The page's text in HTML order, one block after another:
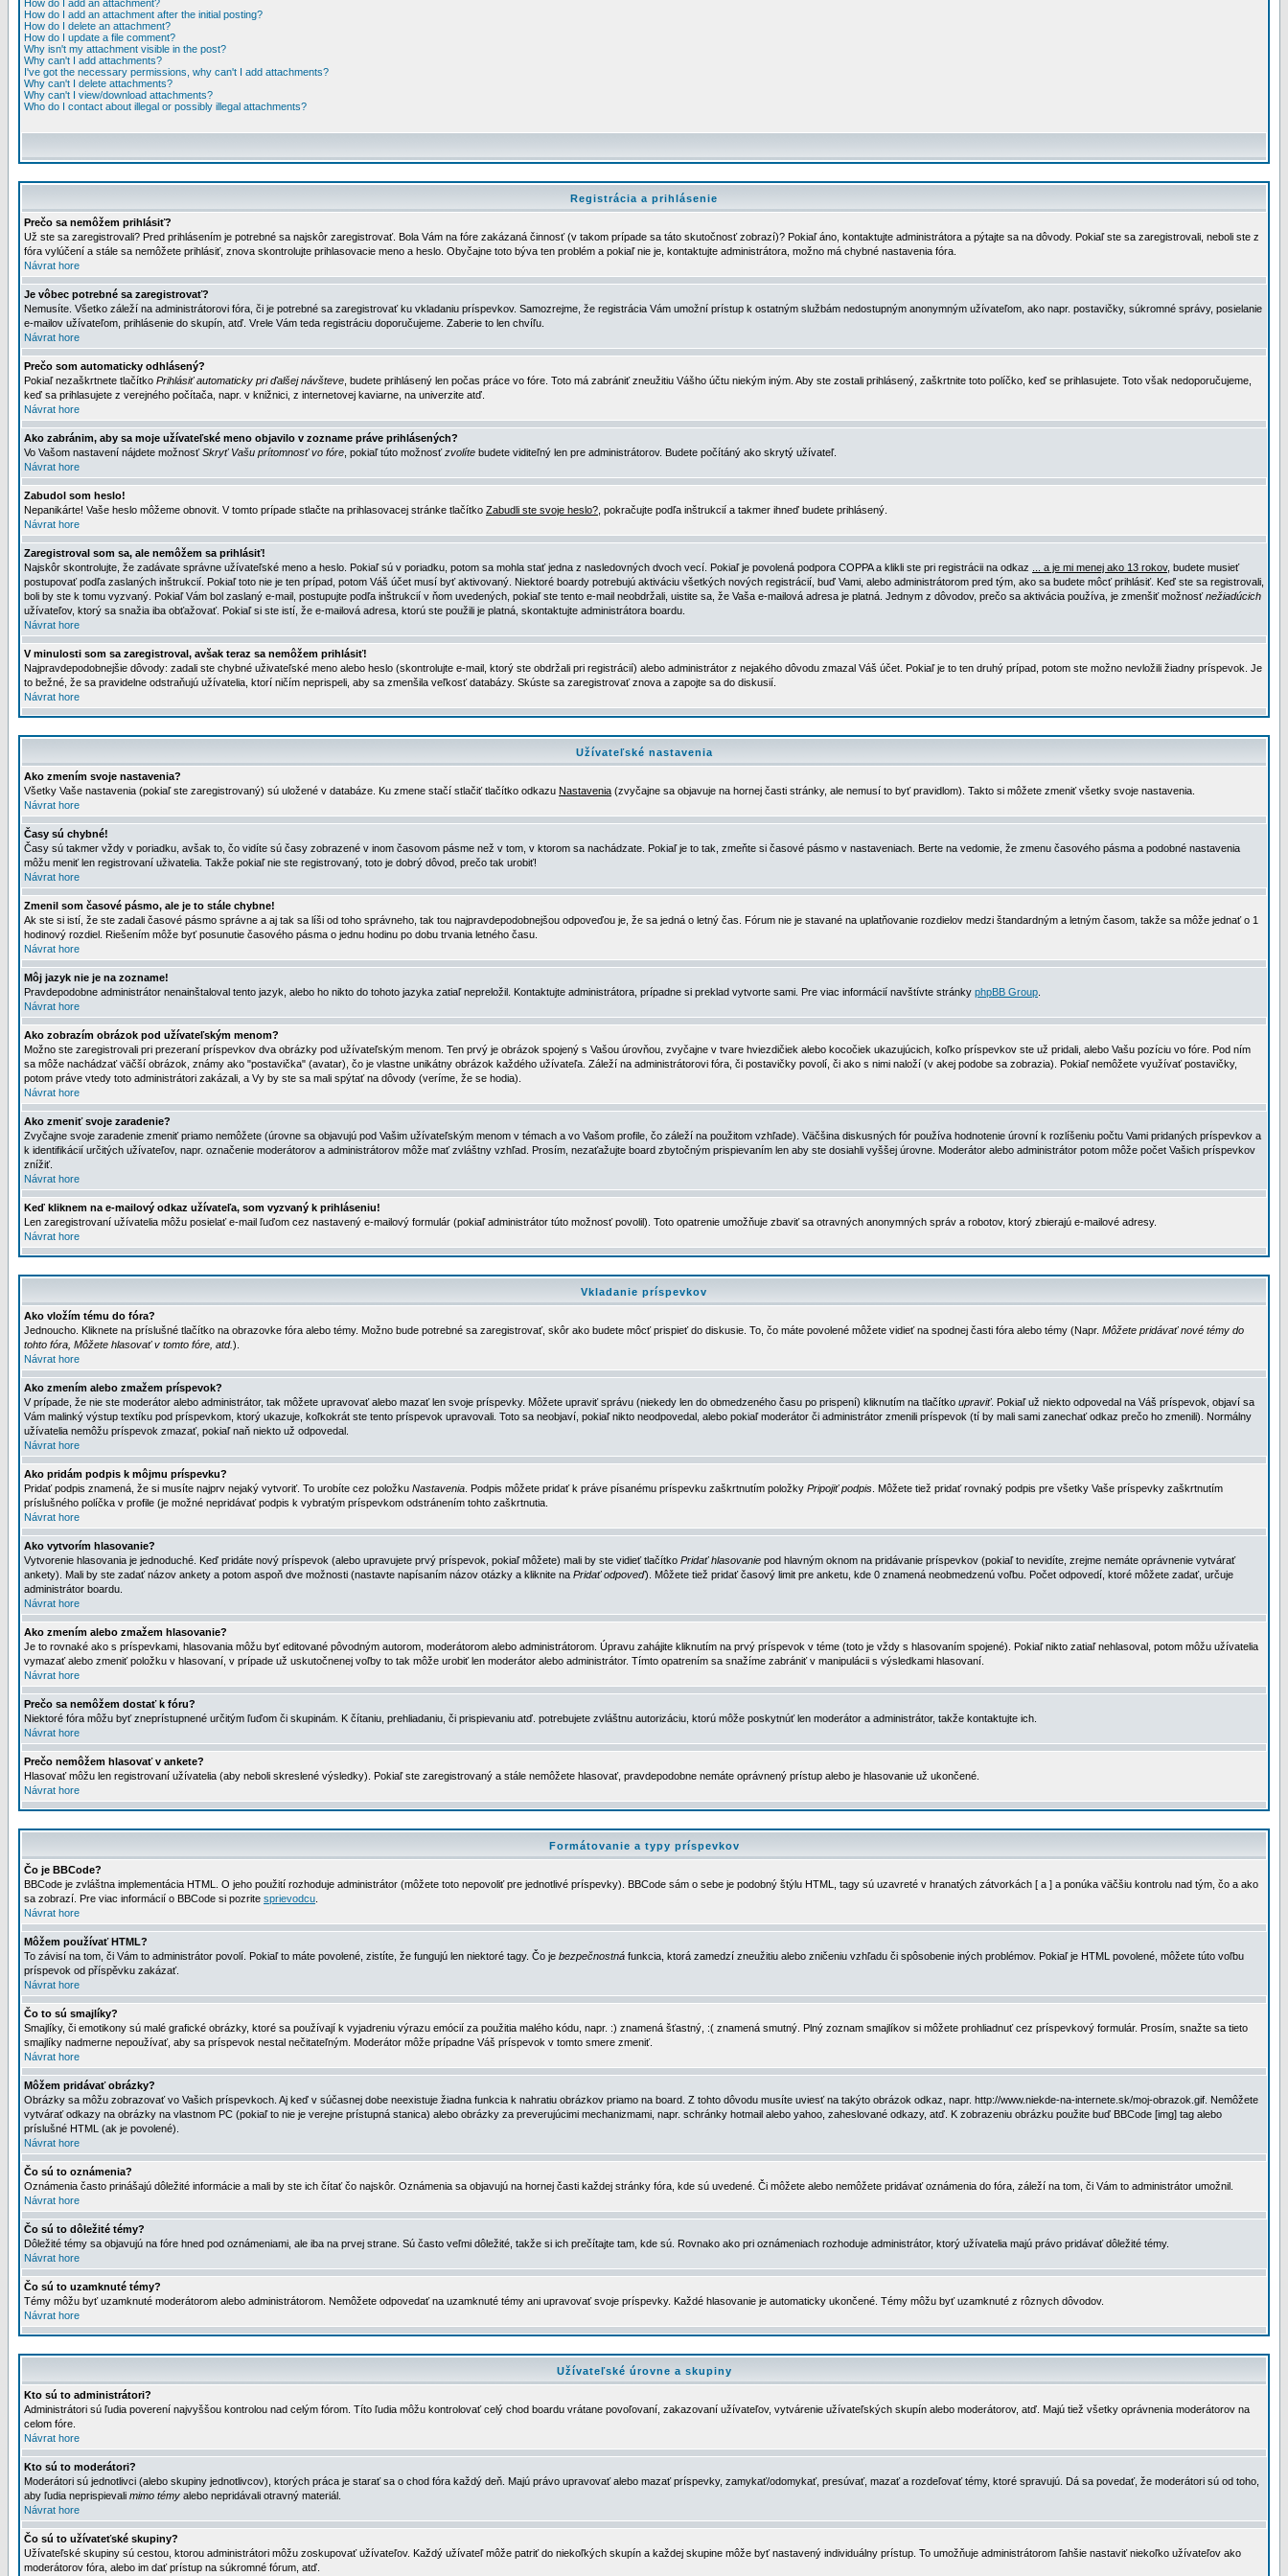
How do I add an attachment?
How do I add an attachment after the initial posting?
How do I delete an attachment?
How do I update a file comment?
Why isn't my attachment visible in the post?
Why can't I add attachments?
I've got the necessary permissions, why can't I add attachments?
Why can't I delete attachments?
Why can't I view/download attachments?
Who do I contact about illegal or possibly illegal attachments?
Registrácia a prihlásenie
Prečo sa nemôžem prihlásiť?
Už ste sa zaregistrovali? Pred prihlásením je potrebné sa najskôr zaregistrovať. Bola Vám na fóre zakázaná činnosť (v takom prípade sa táto skutočnosť zobrazí)? Pokiaľ áno, kontaktujte administrátora a pýtajte sa na dôvody. Pokiaľ ste sa zaregistrovali, neboli ste z
fóra vylúčení a stále sa nemôžete prihlásiť, znova skontrolujte prihlasovacie meno a heslo. Obyčajne toto býva ten problém a pokiaľ nie je, kontaktujte administrátora, možno má chybné nastavenia fóra.
Návrat hore
Je vôbec potrebné sa zaregistrovať?
Nemusíte. Všetko záleží na administrátorovi fóra, či je potrebné sa zaregistrovať ku vkladaniu príspevkov. Samozrejme, že registrácia Vám umožní prístup k ostatným službám nedostupným anonymným užívateľom, ako napr. postavičky, súkromné správy, posielanie
e-mailov užívateľom, prihlásenie do skupín, atď. Vrele Vám teda registráciu doporučujeme. Zaberie to len chvíľu.
Návrat hore
Prečo som automaticky odhlásený?
Pokiaľ nezaškrtnete tlačítko Prihlásiť automaticky pri ďalšej návšteve , budete prihlásený len počas práce vo fóre. Toto má zabrániť zneužitiu Vášho účtu niekým iným. Aby ste zostali prihlásený, zaškrtnite toto políčko, keď se prihlasujete. Toto však nedoporučujeme,
keď sa prihlasujete z verejného počítača, napr. v knižnici, z internetovej kaviarne, na univerzite atď.
Návrat hore
Ako zabránim, aby sa moje užívateľské meno objavilo v zozname práve prihlásených?
Vo Vašom nastavení nájdete možnosťSkryť Vašu prítomnosť vo fóre , pokiaľ túto možnosťzvolíte budete viditeľný len pre administrátorov. Budete počítáný ako skrytý užívateľ.
Návrat hore
Zabudol som heslo!
Nepanikárte! Vaše heslo môžeme obnovit. V tomto prípade stlačte na prihlasovacej stránke tlačítko Zabudli ste svoje heslo? , pokračujte podľa inštrukcií a takmer ihneď budete prihlásený.
Návrat hore
Zaregistroval som sa, ale nemôžem sa prihlásiť!
Najskôr skontrolujte, že zadávate správne užívateľské meno a heslo. Pokiaľ sú v poriadku, potom sa mohla stať jedna z nasledovných dvoch vecí. Pokiaľ je povolená podpora COPPA a klikli ste pri registrácii na odkaz
... a je mi menej ako 13 rokov, budete musieť
postupovať podľa zaslaných inštrukcií. Pokiaľ toto nie je ten prípad, potom Váš účet musí byť aktivovaný. Niektoré boardy potrebujú aktiváciu všetkých nových registrácií, buď Vami, alebo administrátorom pred tým, ako sa budete môcť prihlásiť. Keď ste sa registrovali,
boli by ste k tomu vyzvaný. Pokiaľ Vám bol zaslaný e-mail, postupujte podľa inštrukcií v ňom uvedených, pokiaľ ste tento e-mail neobdržali, uistite sa, že Vaša e-mailová adresa je platná. Jednym z dôvodov, prečo sa aktivácia používa, je zmenšiť možnosťnežiadúcich
užívateľov, ktorý sa snažia iba obťažovať. Pokiaľ si ste istí, že e-mailová adresa, ktorú ste použili je platná, skontaktujte administrátora boardu.
Návrat hore
V minulosti som sa zaregistroval, avšak teraz sa nemôžem prihlásiť!
Najpravdepodobnejšie dôvody: zadali ste chybné uživateľské meno alebo heslo (skontrolujte e-mail, ktorý ste obdržali pri registrácií) alebo administrátor z nejakého dôvodu zmazal Váš účet. Pokiaľ je to ten druhý prípad, potom ste možno nevložili žiadny príspevok. Je
to bežné, že sa pravidelne odstraňujú užívatelia, ktorí ničím neprispeli, aby sa zmenšila veľkosť databázy. Skúste sa zaregistrovať znova a zapojte sa do diskusií.
Návrat hore
Užívateľské nastavenia
Ako zmením svoje nastavenia?
Všetky Vaše nastavenia (pokiaľ ste zaregistrovaný) sú uložené v databáze. Ku zmene stačí stlačiť tlačítko odkazu Nastavenia (zvyčajne sa objavuje na hornej časti stránky, ale nemusí to byť pravidlom). Takto si môžete zmeniť všetky svoje nastavenia.
Návrat hore
Časy sú chybné!
Časy sú takmer vždy v poriadku, avšak to, čo vidíte sú časy zobrazené v inom časovom pásme než v tom, v ktorom sa nachádzate. Pokiaľ je to tak, zmeňte si časové pásmo v nastaveniach. Berte na vedomie, že zmenu časového pásma a podobné nastavenia
môžu meniť len registrovaní uživatelia. Takže pokiaľ nie ste registrovaný, toto je dobrý dôvod, prečo tak urobiť!
Návrat hore
Zmenil som časové pásmo, ale je to stále chybne!
Ak ste si istí, že ste zadali časové pásmo správne a aj tak sa líši od toho správneho, tak tou najpravdepodobnejšou odpoveďou je, že sa jedná o letný čas. Fórum nie je stavané na uplatňovanie rozdielov medzi štandardným a letným časom, takže sa môže jednať o 1
hodinový rozdiel. Riešením môže byť posunutie časového pásma o jednu hodinu po dobu trvania letného času.
Návrat hore
Môj jazyk nie je na zozname!
Pravdepodobne administrátor nenainštaloval tento jazyk, alebo ho nikto do tohoto jazyka zatiaľ nepreložil. Kontaktujte administrátora, prípadne si preklad vytvorte sami. Pre viac informácií navštívte stránky phpBB Group
Návrat hore
Ako zobrazím obrázok pod užívateľským menom?
Možno ste zaregistrovali pri prezeraní príspevkov dva obrázky pod užívateľským menom. Ten prvý je obrázok spojený s Vašou úrovňou, zvyčajne v tvare hviezdičiek alebo kocočiek ukazujúcich, koľko príspevkov ste už pridali, alebo Vašu pozíciu vo fóre. Pod ním
sa môže nachádzať väčší obrázok, známy ako "postavička" (avatar), čo je vlastne unikátny obrázok každého užívateľa. Záleží na administrátorovi fóra, či postavičky povolí, či ako s nimi naloží (v akej podobe sa zobrazia). Pokiaľ nemôžete využívať postavičky,
potom práve vtedy toto administrátori zakázali, a Vy by ste sa mali spýtať na dôvody (veríme, že se hodia).
Návrat hore
Ako zmeniť svoje zaradenie?
Zvyčajne svoje zaradenie zmeniť priamo nemôžete (úrovne sa objavujú pod Vašim užívateľským menom v témach a vo Vašom profile, čo záleží na použitom vzhľade). Väčšina diskusných fór používa hodnotenie úrovní k rozlíšeniu počtu Vami pridaných príspevkov a
k identifikácií určitých užívateľov, napr. označenie moderátorov a administrátorov môže mať zvláštny vzhľad. Prosím, nezaťažujte board zbytočným prispievaním len aby ste dosiahli vyššej úrovne. Moderátor alebo administrátor potom môže počet Vašich príspevkov
znížiť.
Návrat hore
Keď kliknem na e-mailový odkaz užívateľa, som vyzvaný k prihláseniu!
Len zaregistrovaní užívatelia môžu posielať e-mail ľuďom cez nastavený e-mailový formulár (pokiaľ administrátor túto možnosť povolil). Toto opatrenie umožňuje zbaviť sa otravných anonymných správ a robotov, ktorý zbierajú e-mailové adresy.
Návrat hore
Vkladanie príspevkov
Ako vložím tému do fóra?
Jednoucho. Kliknete na príslušné tlačítko na obrazovke fóra alebo témy. Možno bude potrebné sa zaregistrovať, skôr ako budete môcť prispieť do diskusie. To, čo máte povolené môžete vidieť na spodnej časti fóra alebo témy (Napr. Môžete pridávať nové témy do
tohto fóra, Môžete hlasovať v tomto fóre, atd.).
Návrat hore
Ako zmením alebo zmažem príspevok?
V prípade, že nie ste moderátor alebo administrátor, tak môžete upravovať alebo mazať len svoje príspevky. Môžete upraviť správu (niekedy len do obmedzeného času po prispení) kliknutím na tlačítko upraviť. Pokiaľ už niekto odpovedal na Váš príspevok, objaví sa
Vám malinký výstup textíku pod príspevkom, ktorý ukazuje, koľkokrát ste tento príspevok upravovali. Toto sa neobjaví, pokiaľ nikto neodpovedal, alebo pokiaľ moderátor či administrátor zmenili príspevok (tí by mali sami zanechať odkaz prečo ho zmenili). Normálny
užívatelia nemôžu príspevok zmazať, pokiaľ naň niekto už odpovedal.
Návrat hore
Ako pridám podpis k môjmu príspevku?
Pridať podpis znamená, že si musíte najprv nejaký vytvoriť. To urobíte cez položku Nastavenia . Podpis môžete pridať k práve písanému príspevku zaškrtnutím položky Pripojiť podpis . Môžete tiež pridať rovnaký podpis pre všetky Vaše príspevky zaškrtnutím
príslušného políčka v profile (je možné nepridávať podpis k vybratým príspevkom odstránením tohto zaškrtnutia.
Návrat hore
Ako vytvorím hlasovanie?
Vytvorenie hlasovania je jednoduché. Keď pridáte nový príspevok (alebo upravujete prvý príspevok, pokiaľ môžete) mali by ste vidieť tlačítko Pridať hlasovanie pod hlavným oknom na pridávanie príspevkov (pokiaľ to nevidíte, zrejme nemáte oprávnenie vytvárať
ankety). Mali by ste zadať názov ankety a potom aspoň dve možnosti (nastavte napísaním názov otázky a kliknite na Pridať odpoveď). Môžete tiež pridať časový limit pre anketu, kde 0 znamená neobmedzenú voľbu. Počet odpovedí, ktoré môžete zadať, určuje
administrátor boardu.
Návrat hore
Ako zmením alebo zmažem hlasovanie?
Je to rovnaké ako s príspevkami, hlasovania môžu byť editované pôvodným autorom, moderátorom alebo administrátorom. Úpravu zahájite kliknutím na prvý príspevok v téme (toto je vždy s hlasovaním spojené). Pokiaľ nikto zatiaľ nehlasoval, potom môžu užívatelia
vymazať alebo zmeniť položku v hlasovaní, v prípade už uskutočnenej voľby to tak môže urobiť len moderátor alebo administrátor. Tímto opatrením sa snažíme zabrániť v manipulácii s výsledkami hlasovaní.
Návrat hore
Prečo sa nemôžem dostať k fóru?
Niektoré fóra môžu byť zneprístupnené určitým ľuďom či skupinám. K čítaniu, prehliadaniu, či prispievaniu atď. potrebujete zvláštnu autorizáciu, ktorú môže poskytnúť len moderátor a administrátor, takže kontaktujte ich.
Návrat hore
Prečo nemôžem hlasovať v ankete?
Hlasovať môžu len registrovaní užívatelia (aby neboli skreslené výsledky). Pokiaľ ste zaregistrovaný a stále nemôžete hlasovať, pravdepodobne nemáte oprávnený prístup alebo je hlasovanie už ukončené.
Návrat hore
Formátovanie a typy príspevkov
Čo je BBCode?
BBCode je zvláštna implementácia HTML. O jeho použití rozhoduje administrátor (môžete toto nepovoliť pre jednotlivé príspevky). BBCode sám o sebe je podobný štýlu HTML, tagy sú uzavreté v hranatých zátvorkách [ a ] a ponúka väčšiu kontrolu nad tým, čo a ako
sa zobrazí. Pre viac informácií o BBCode si pozrite sprievodcu
Návrat hore
Môžem používať HTML?
To závisí na tom, či Vám to administrátor povolí. Pokiaľ to máte povolené, zistíte, že fungujú len niektoré tagy. Čo je bezpečnostná funkcia, ktorá zamedzí zneužitiu alebo zničeniu vzhľadu či spôsobenie iných problémov. Pokiaľ je HTML povolené, môžete túto voľbu
príspevok od příspěvku zakázať.
Návrat hore
Čo to sú smajlíky?
Smajlíky, či emotikony sú malé grafické obrázky, ktoré sa používají k vyjadreniu výrazu emócií za použitia malého kódu, napr. :) znamená šťastný, :( znamená smutný. Plný zoznam smajlíkov si môžete prohliadnuť cez príspevkový formulár. Prosím, snažte sa tieto
smajlíky nadmerne nepoužívať, aby sa príspevok nestal nečitateľným. Moderátor môže prípadne Váš príspevok v tomto smere zmeniť.
Návrat hore
Môžem pridávať obrázky?
Obrázky sa môžu zobrazovať vo Vašich príspevkoch. Aj keď v súčasnej dobe neexistuje žiadna funkcia k nahratiu obrázkov priamo na board. Z tohto dôvodu musíte uviesť na takýto obrázok odkaz, napr. http://www.niekde-na-internete.sk/moj-obrazok.gif. Nemôžete
vytvárať odkazy na obrázky na vlastnom PC (pokiaľ to nie je verejne prístupná stanica) alebo obrázky za preverujúcimi mechanizmami, napr. schránky hotmail alebo yahoo, zaheslované odkazy, atď. K zobrazeniu obrázku použite buď BBCode [img] tag alebo
príslušné HTML (ak je povolené).
Návrat hore
Čo sú to oznámenia?
Oznámenia často prinášajú dôležité informácie a mali by ste ich čítať čo najskôr. Oznámenia sa objavujú na hornej časti každej stránky fóra, kde sú uvedené. Či môžete alebo nemôžete pridávať oznámenia do fóra, záleží na tom, či Vám to administrátor umožnil.
Návrat hore
Čo sú to dôležité témy?
Dôležité témy sa objavujú na fóre hned pod oznámeniami, ale iba na prvej strane. Sú často veľmi dôležité, takže si ich prečítajte tam, kde sú. Rovnako ako pri oznámeniach rozhoduje administrátor, ktorý užívatelia majú právo pridávať dôležité témy.
Návrat hore
Čo sú to uzamknuté témy?
Témy môžu byť uzamknuté moderátorom alebo administrátorom. Nemôžete odpovedať na uzamknuté témy ani upravovať svoje príspevky. Každé hlasovanie je automaticky ukončené. Témy môžu byť uzamknuté z rôznych dôvodov.
Návrat hore
Užívateľské úrovne a skupiny
Kto sú to administrátori?
Administrátori sú ľudia poverení najvyššou kontrolou nad celým fórom. Títo ľudia môžu kontrolovať celý chod boardu vrátane povoľovaní, zakazovaní užívateľov, vytvárenie užívateľských skupín alebo moderátorov, atď. Majú tiež všetky oprávnenia moderátorov na
celom fóre.
Návrat hore
Kto sú to moderátori?
Moderátori sú jednotlivci (alebo skupiny jednotlivcov), ktorých práca je starať sa o chod fóra každý deň. Majú právo upravovať alebo mazať príspevky, zamykať/odomykať, presúvať, mazať a rozdeľovať témy, ktoré spravujú. Dá sa povedať, že moderátori sú od toho,
aby ľudia neprispievali mimo témy alebo nepridávali otravný materiál.
Návrat hore
Čo sú to užívateťské skupiny?
Užívateľské skupiny sú cestou, ktorou administrátori môžu zoskupovať užívateľov. Každý užívateľ môže patriť do niekoľkých skupín a každej skupine môže byť nastavený individuálny prístup. To umožňuje administrátorom ľahšie nastaviť niekoľko užívateľov ako
moderátorov fóra, alebo im dať prístup na súkromné fórum, atď.